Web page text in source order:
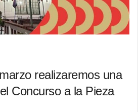
realizaremos una
Concurso a la Pieza